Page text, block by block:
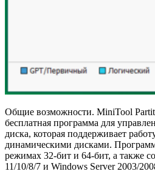
Общие возможности. MiniTool
бесплатная программа для
диска, которая поддерживает
динамическими дисками.
режимах 32-бит и 64-бит, а также
11/10/8/7 и Windows Server 2003/